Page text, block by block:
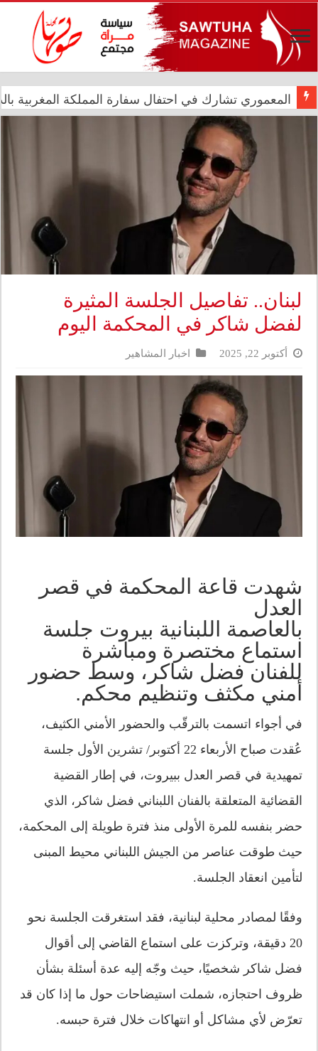
المعموري تشارك في احتفال سفارة المملكة المغربية بالذكرى الـ27
الدار العراقية للأزياء تعزز حضورها الدولي في مهرجان
لبنان.. تفاصيل الجلسة المثيرة
لفضل شاكر في المحكمة اليوم
أكتوبر 22, 2025 اخبار المشاهير
شهدت قاعة المحكمة في قصر
العدل
بالعاصمة اللبنانية بيروت جلسة
استماع مختصرة ومباشرة
للفنان فضل شاكر، وسط حضور
أمني مكثف وتنظيم محكم.
في أجواء اتسمت بالترقّب والحضور الأمني الكثيف،
عُقدت صباح الأربعاء 22 أكتوبر/ تشرين الأول جلسة
تمهيدية في قصر العدل ببيروت، في إطار القضية
القضائية المتعلقة بالفنان اللبناني فضل شاكر، الذي
حضر بنفسه للمرة الأولى منذ فترة طويلة إلى المحكمة،
حيث طوقت عناصر من الجيش اللبناني محيط المبنى
لتأمين انعقاد الجلسة.
وفقًا لمصادر محلية لبنانية، فقد استغرقت الجلسة نحو
20 دقيقة، وتركزت على استماع القاضي إلى أقوال
فضل شاكر شخصيًا، حيث وجّه إليه عدة أسئلة بشأن
ظروف احتجازه، شملت استيضاحات حول ما إذا كان قد
تعرّض لأي مشاكل أو انتهاكات خلال فترة حبسه.